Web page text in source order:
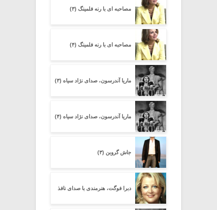
مصاحبه ای با رنه فلمینگ (۳)
مصاحبه ای با رنه فلمینگ (۴)
ماریا آندرسون، صدای نژاد سیاه (۳)
ماریا آندرسون، صدای نژاد سیاه (۴)
جاش گروبن (۳)
دبرا فوگت، هنرمندی با صدای نافذ